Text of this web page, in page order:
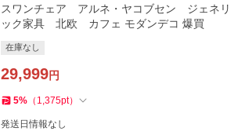
スワンチェア アルネ・ヤコブセン ジェネリ
ック家具 北欧 カフェ モダンデコ 爆買
在庫なし
29,999円
5% （ 1,375pt）
発送日情報なし